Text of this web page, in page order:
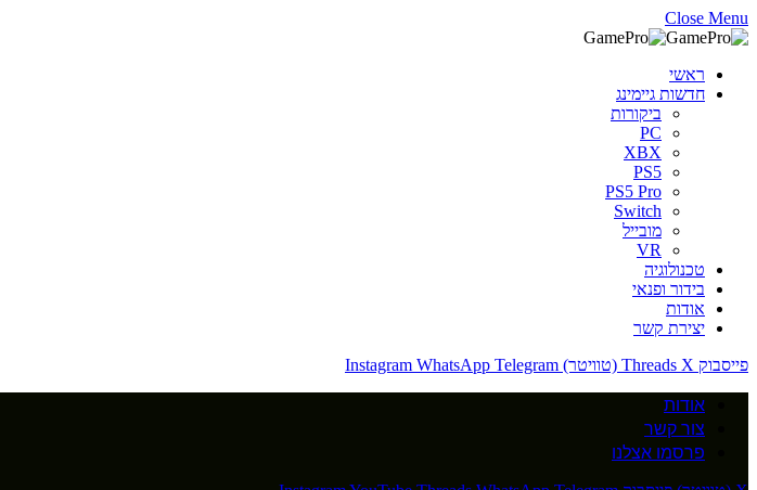
Close Menu
ראשי
חדשות גיימינג
ביקורות
PC
XBX
PS5
PS5 Pro
Switch
מובייל
VR
טכנולוגיה
בידור ופנאי
אודות
יצירת קשר
פייסבוק
Threads X (טוויטר) Instagram WhatsApp Telegram
אודות
צור קשר
פרסמו אצלנו